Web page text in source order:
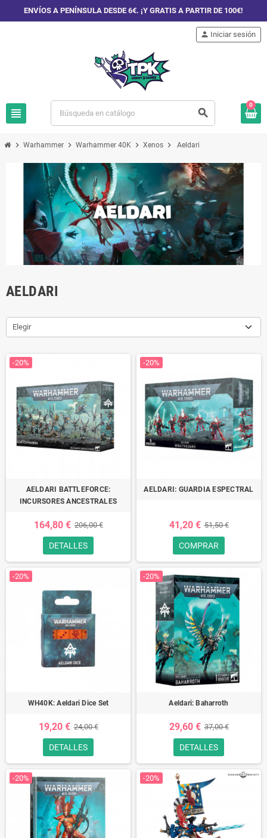
ENVÍOS A PENÍNSULA DESDE 6€. ¡Y GRATIS A PARTIR DE 100€!
view_headline search
person Iniciar sesión
0
chevron_right Warhammer chevron_right Warhammer 40K chevron_right Xenos chevron_right Aeldari
AELDARI
Elegir
-20%
AELDARI BATTLEFORCE:
INCURSORES ANCESTRALES
164,80 € 206,00 €
DETALLES
-20%
AELDARI: GUARDIA ESPECTRAL
41,20 € 51,50 €
COMPRAR
-20%
WH40K: Aeldari Dice Set
19,20 € 24,00 €
DETALLES
-20%
Aeldari: Baharroth
29,60 € 37,00 €
DETALLES
-20% -20%